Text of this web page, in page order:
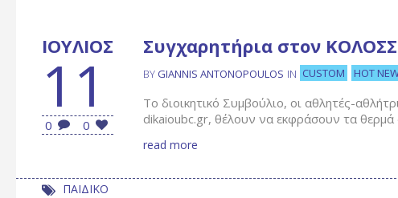
ΙΟΎΛΙΟΣ
11
0 0
Συγχαρητήρια στον
BY GIANNIS ANTONOPOULOS IN CUSTOM HOT
Το διοικητικό Συμβούλιο, οι αθλητές-
dikaioubc.gr, θέλουν να εκφράσουν τα θερμά
read more
ΠΑΙΔΙΚΟ